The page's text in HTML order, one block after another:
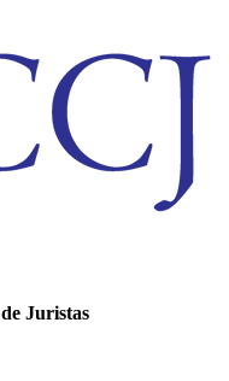
Juristas